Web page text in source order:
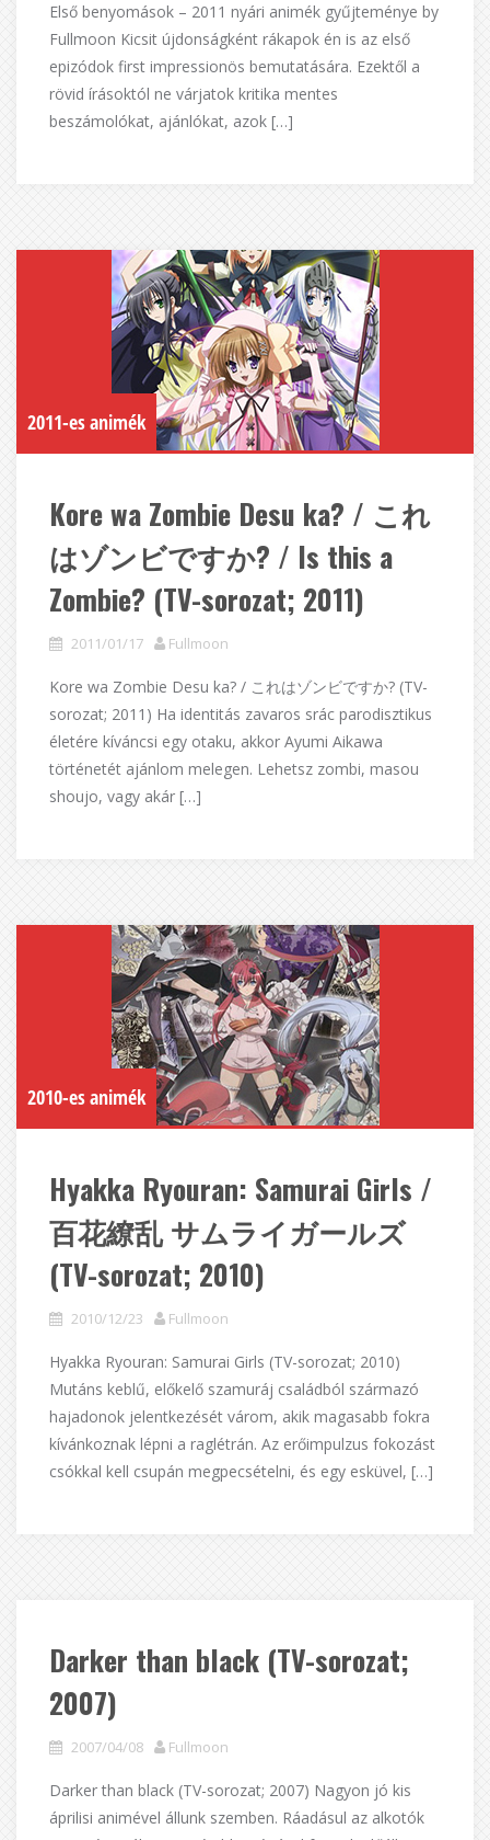
Első benyomások – 2011 nyári animék gyűjteménye by
Fullmoon Kicsit újdonságként rákapok én is az első
epizódok first impressionös bemutatására. Ezektől a
rövid írásoktól ne várjatok kritika mentes
beszámolókat, ajánlókat, azok […]
2011-es animék
Kore wa Zombie Desu ka? / これ
はゾンビですか? / Is this a
Zombie? (TV-sorozat; 2011)
2011/01/17 Fullmoon
Kore wa Zombie Desu ka? / これはゾンビですか? (TV-
sorozat; 2011) Ha identitás zavaros srác parodisztikus
életére kíváncsi egy otaku, akkor Ayumi Aikawa
történetét ajánlom melegen. Lehetsz zombi, masou
shoujo, vagy akár […]
2010-es animék
Hyakka Ryouran: Samurai Girls /
百花繚乱 サムライガールズ
(TV-sorozat; 2010)
2010/12/23 Fullmoon
Hyakka Ryouran: Samurai Girls (TV-sorozat; 2010)
Mutáns keblű, előkelő szamuráj családból származó
hajadonok jelentkezését várom, akik magasabb fokra
kívánkoznak lépni a raglétrán. Az erőimpulzus fokozást
csókkal kell csupán megpecsételni, és egy esküvel, […]
Darker than black (TV-sorozat;
2007)
2007/04/08 Fullmoon
Darker than black (TV-sorozat; 2007) Nagyon jó kis
áprilisi animével állunk szemben. Ráadásul az alkotók